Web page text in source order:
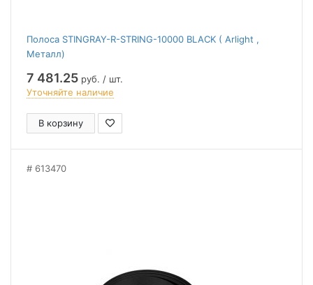
Полоса STINGRAY-R-STRING-10000 BLACK ( Arlight ,
Металл)
7 481.25 руб. / шт.
Уточняйте наличие
В корзину
613470